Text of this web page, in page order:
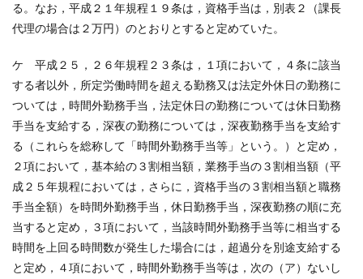
る。なお，平成２１年規程１９条は，資格手当は，別表２（課長
代理の場合は２万円）のとおりとすると定めていた。
ケ 平成２５，２６年規程２３条は，１項において，４条に該当
する者以外，所定労働時間を超える勤務又は法定外休日の勤務に
ついては，時間外勤務手当，法定休日の勤務については休日勤務
手当を支給する，深夜の勤務については，深夜勤務手当を支給す
る（これらを総称して「時間外勤務手当等」という。）と定め，
２項において，基本給の３割相当額，業務手当の３割相当額（平
成２５年規程においては，さらに，資格手当の３割相当額と職務
手当全額）を時間外勤務手当，休日勤務手当，深夜勤務の順に充
当すると定め，３項において，当該時間外勤務手当等に相当する
時間を上回る時間数が発生した場合には，超過分を別途支給する
と定め，４項において，時間外勤務手当等は，次の（ア）ないし